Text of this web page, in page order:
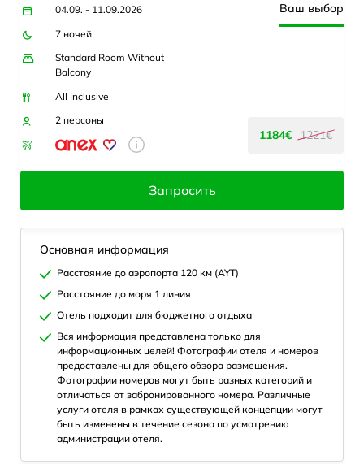
04.09. - 11.09.2026
7 ночей
Standard Room Without
Balcony
All Inclusive
2 персоны
Ваш выбор
1184€ 1221€
Запросить
Основная информация
Расстояние до аэропорта 120 км (AYT)
Расстояние до моря 1 линия
Отель подходит для бюджетного отдыха
Вся информация представлена только для
информационных целей! Фотографии отеля и номеров
предоставлены для общего обзора размещения.
Фотографии номеров могут быть разных категорий и
отличаться от забронированного номера. Различные
услуги отеля в рамках существующей концепции могут
быть изменены в течение сезона по усмотрению
администрации отеля.